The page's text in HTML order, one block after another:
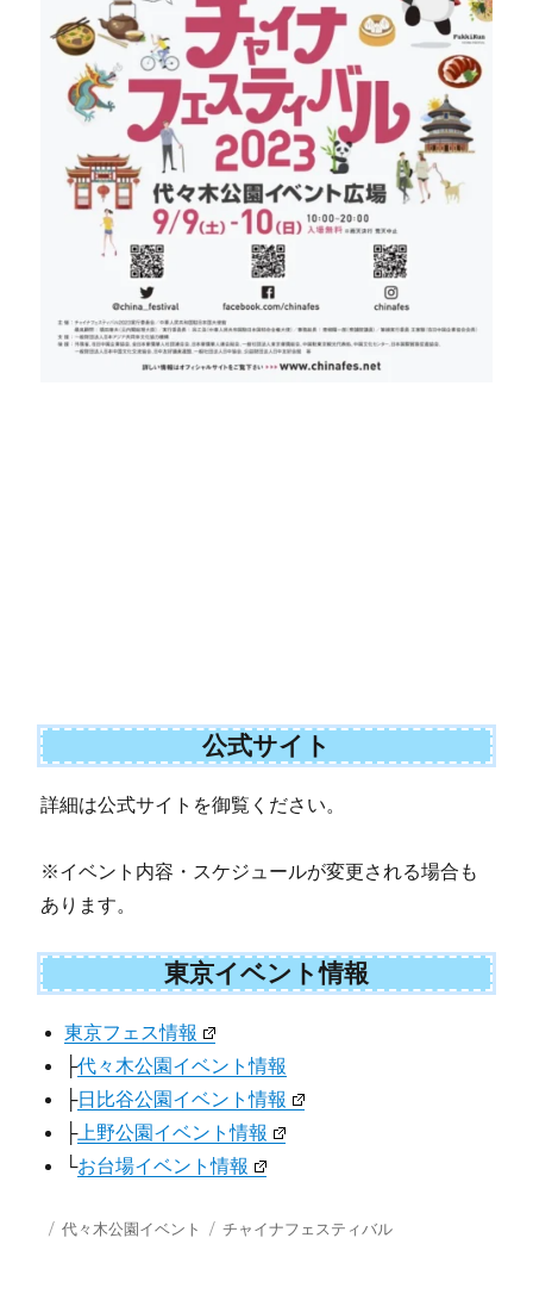
公式サイト
詳細は公式サイトを御覧ください。
※イベント内容・スケジュールが変更される場合も
あります。
東京イベント情報
東京フェス情報
├代々木公園イベント情報
├日比谷公園イベント情報
├上野公園イベント情報
└お台場イベント情報
投 カ
代々木公園イベント
タ
チャイナフェスティバル